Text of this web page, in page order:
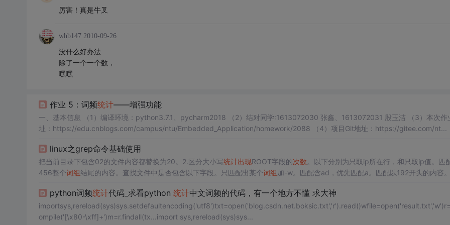
厉害！真是牛叉
whb147 2010-09-26
没什么好办法
除了一个一个数，
嘿嘿
作业 5：词频统计——增强功能
一、基本信息 （1）编译环境：python3.7.1、pycharm2018 （2）结对同学:1613072030 张鑫、1613072031 殷玉洁 （3）本次作业地
址：https://edu.cnblogs.com/campus/ntu/Embedded_Application/homework/2088 （4）项目Git地址：https://gitee.com/nt...
linux之grep命令基础使用
把当前目录下包含02的文件内容都替换为20。2.区分大小写统计出现ROOT字段的次数 。以下分别为只取ip所在行，和只取ip值。匹
456整个词组结尾的内容。查找文件中是否包含以下字段。只匹配出某个词组加-w。匹配含ad，优先匹配a。匹配以192开头的内容
python词频统计代码_求看python 统计中文词频的代码，有一个地方不懂 求大神
ompile('[\x80-\xff]+')m=r.findall(tx...import sys,rereload(sys)sys...